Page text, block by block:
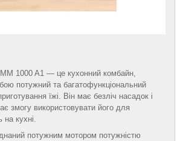
1000 A1 — це кухонний комбайн,
потужний та багатофункціональний
їжі. Він має безліч насадок і
змогу використовувати його для
на кухні.
потужним мотором потужністю